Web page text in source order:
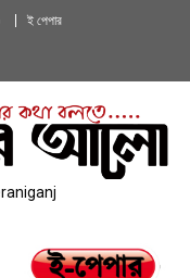
ই পেপার